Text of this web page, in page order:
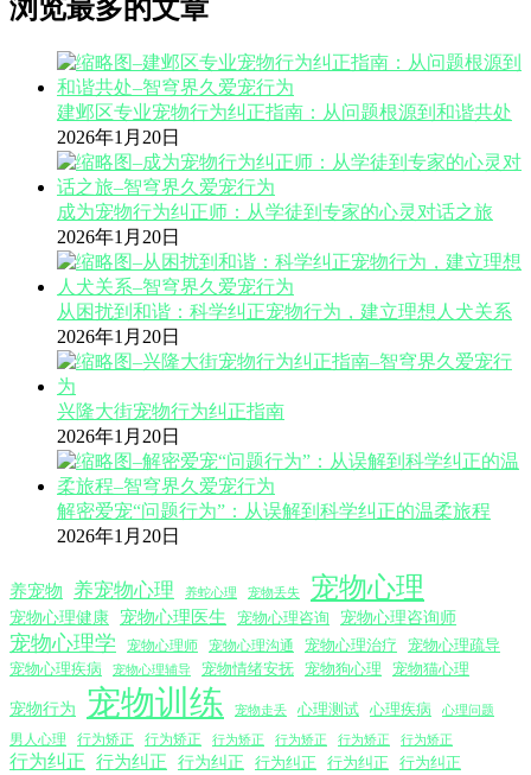
浏览最多的文章
建邺区专业宠物行为纠正指南：从问题根源到和谐共处
2026年1月20日
成为宠物行为纠正师：从学徒到专家的心灵对话之旅
2026年1月20日
从困扰到和谐：科学纠正宠物行为，建立理想人犬关系
2026年1月20日
兴隆大街宠物行为纠正指南
2026年1月20日
解密爱宠“问题行为”：从误解到科学纠正的温柔旅程
2026年1月20日
养宠物 养宠物心理 养蛇心理 宠物丢失 宠物心理
宠物心理健康 宠物心理医生 宠物心理咨询 宠物心理咨询师
宠物心理学 宠物心理师 宠物心理沟通 宠物心理治疗
宠物心理疏导
宠物心理疾病
宠物心理辅导 宠物情绪安抚 宠物狗心理 宠物猫心理
宠物行为 宠物训练 宠物走丢 心理测试 心理疾病 心理问题
男人心理 行为矫正 行为矫正 行为矫正 行为矫正 行为矫正 行为矫正
行为纠正 行为纠正 行为纠正 行为纠正 行为纠正 行为纠正